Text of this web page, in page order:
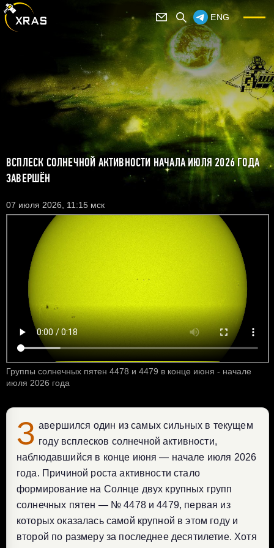
ENG
ВСПЛЕСК СОЛНЕЧНОЙ АКТИВНОСТИ НАЧАЛА ИЮЛЯ 2026 ГОДА
ЗАВЕРШЁН
07 июля 2026, 11:15 мск
Группы солнечных пятен 4478 и 4479 в конце июня - начале
июля 2026 года
З авершился один из самых сильных в текущем
году всплесков солнечной активности,
наблюдавшийся в конце июня — начале июля 2026
года. Причиной роста активности стало
формирование на Солнце двух крупных групп
солнечных пятен — № 4478 и 4479, первая из
которых оказалась самой крупной в этом году и
второй по размеру за последнее десятилетие. Хотя